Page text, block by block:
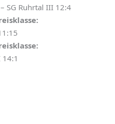
SG Ruhrtal III 12:4
14:1